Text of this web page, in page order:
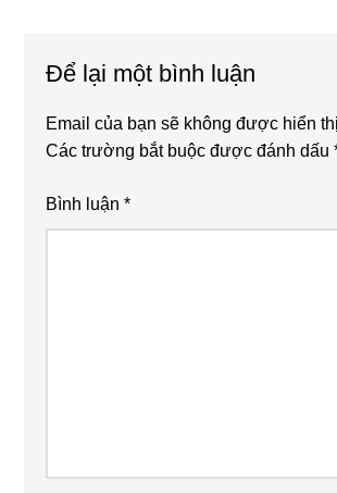
Interactions
Để lại một bình luận
Email của bạn sẽ không được hiển
Các trường bắt buộc được đánh dấu
Bình luận*